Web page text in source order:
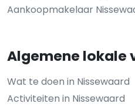
Aankoopmakelaar
Algemene lokale
Wat te doen in Nissewaard
Activiteiten in Nissewaard